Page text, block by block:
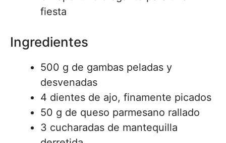
fiesta
Ingredientes
500 g de gambas peladas y
desvenadas
4 dientes de ajo, finamente picados
50 g de queso parmesano rallado
3 cucharadas de mantequilla